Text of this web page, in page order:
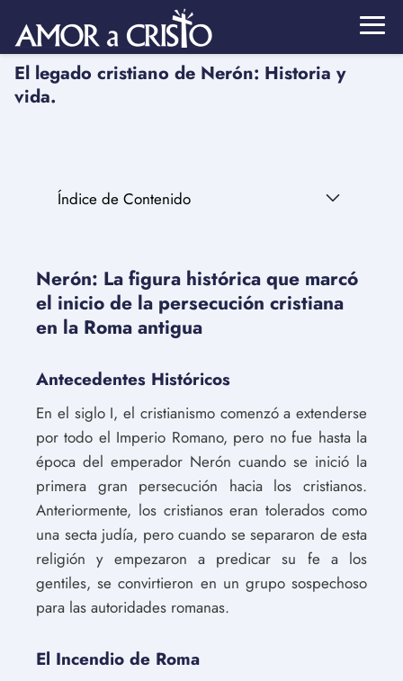
El legado cristiano de Nerón: Historia y
vida.
Índice de Contenido
Nerón: La figura histórica que marcó
el inicio de la persecución cristiana
en la Roma antigua
Antecedentes Históricos
En el siglo I, el cristianismo comenzó a extenderse
por todo el Imperio Romano, pero no fue hasta la
época del emperador Nerón cuando se inició la
primera gran persecución hacia los cristianos.
Anteriormente, los cristianos eran tolerados como
una secta judía, pero cuando se separaron de esta
religión y empezaron a predicar su fe a los
gentiles, se convirtieron en un grupo sospechoso
para las autoridades romanas.
El Incendio de Roma